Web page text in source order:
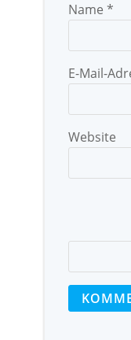
Name *
E-Mail-
Website